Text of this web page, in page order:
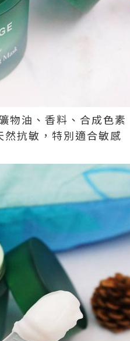
物油、香料、合成色素
抗敏，特別適合敏感